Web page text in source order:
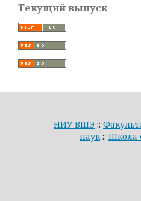
Текущий выпуск
НИУ ВШЭ ::
наук :: Школа